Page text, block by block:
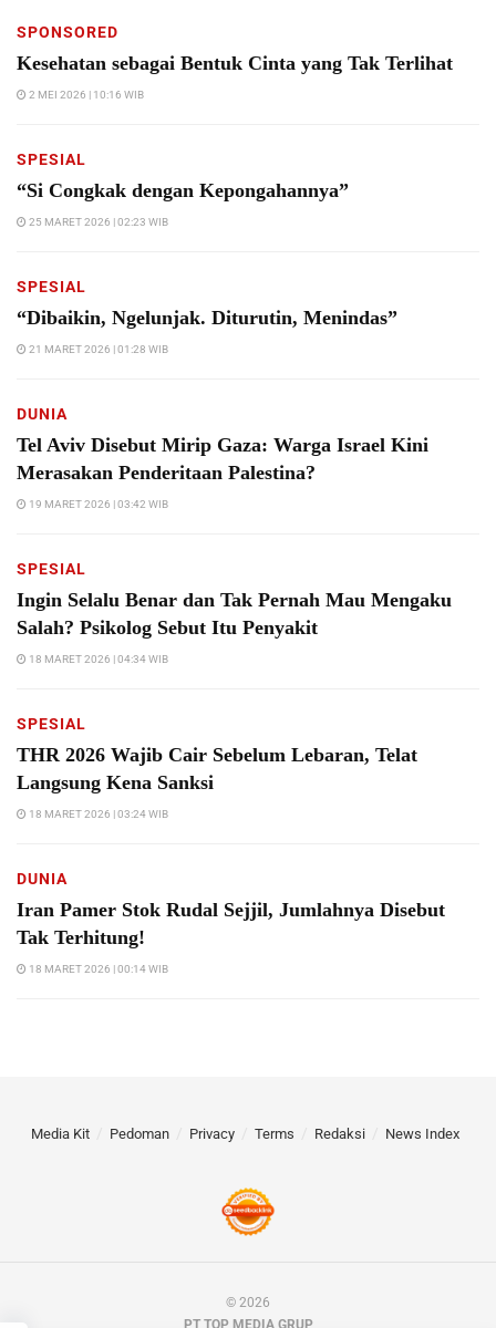
SPONSORED
Kesehatan sebagai Bentuk Cinta yang Tak Terlihat
2 MEI 2026 | 10:16 WIB
SPESIAL
“Si Congkak dengan Kepongahannya”
25 MARET 2026 | 02:23 WIB
SPESIAL
“Dibaikin, Ngelunjak. Diturutin, Menindas”
21 MARET 2026 | 01:28 WIB
DUNIA
Tel Aviv Disebut Mirip Gaza: Warga Israel Kini
Merasakan Penderitaan Palestina?
19 MARET 2026 | 03:42 WIB
SPESIAL
Ingin Selalu Benar dan Tak Pernah Mau Mengaku
Salah? Psikolog Sebut Itu Penyakit
18 MARET 2026 | 04:34 WIB
SPESIAL
THR 2026 Wajib Cair Sebelum Lebaran, Telat
Langsung Kena Sanksi
18 MARET 2026 | 03:24 WIB
DUNIA
Iran Pamer Stok Rudal Sejjil, Jumlahnya Disebut
Tak Terhitung!
18 MARET 2026 | 00:14 WIB
Media Kit Pedoman Privacy Terms Redaksi News Index
© 2026
PT TOP MEDIA GRUP